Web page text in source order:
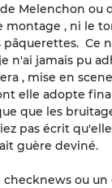
Melenchon ou
montage , ni le
Ce
n'ai jamais pu
, mise en
elle adopte
que les
pas écrit
guère deviné.
ou un